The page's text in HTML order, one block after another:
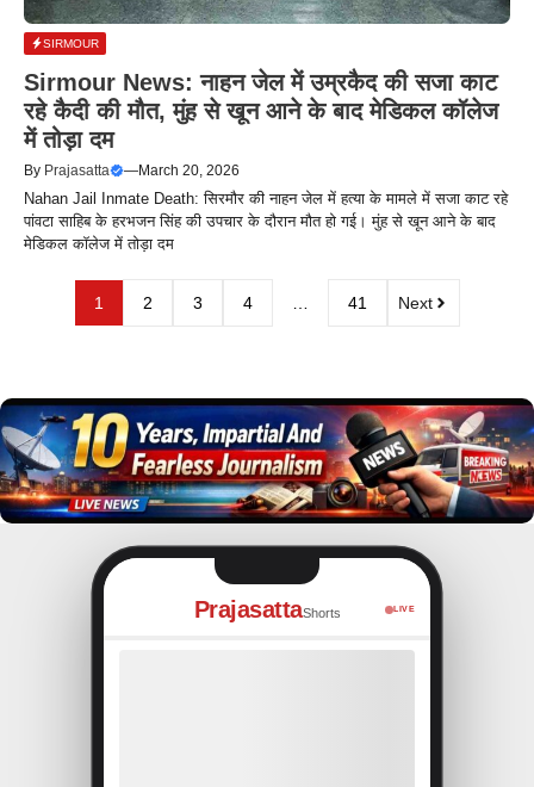
SIRMOUR
Sirmour News: नाहन जेल में उम्रकैद की सजा काट
रहे कैदी की मौत, मुंह से खून आने के बाद मेडिकल कॉलेज
में तोड़ा दम
By Prajasatta —March 20, 2026
Nahan Jail Inmate Death: सिरमौर की नाहन जेल में हत्या के मामले में सजा काट रहे
पांवटा साहिब के हरभजन सिंह की उपचार के दौरान मौत हो गई। मुंह से खून आने के बाद
मेडिकल कॉलेज में तोड़ा दम
1 2 3 4 … 41 Next
PrajasattaShorts LIVE